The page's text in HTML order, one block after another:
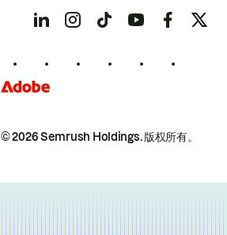
© 2026 Semrush Holdings.版权所有。